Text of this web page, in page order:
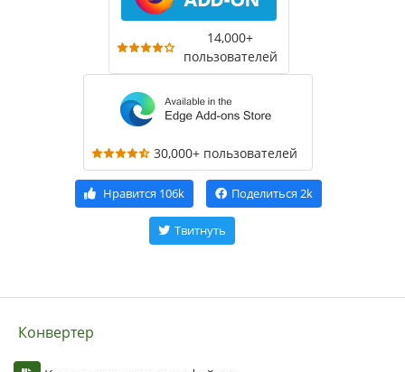
14,000+
пользователей
30,000+ пользователей
Нравится 106k Поделиться 2k
Твитнуть
Конвертер